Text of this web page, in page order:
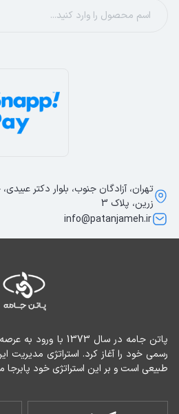
طبیعی است و بر این استراتژی خود پابرجا
تهران، آزادگان جنوب، بلوار دکتر
زرین، پلاک 3
info@patanjameh.ir